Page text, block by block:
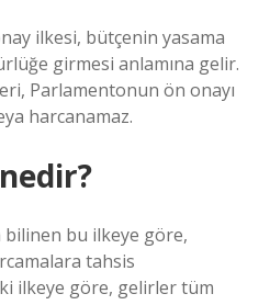
ilkesi, bütçenin yasama
girmesi anlamına gelir.
Parlamentonun ön onayı
harcanamaz.
bilinen bu ilkeye göre,
tahsis
ilkeye göre, gelirler tüm